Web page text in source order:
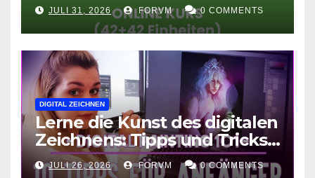
JULI 31, 2026 FORVM 0 COMMENTS
DIGITAL ZEICHNEN
Lerne die Kunst des digitalen
Zeichnens: Tipps und Tricks
für kreative Ausdruckskunst
JULI 26, 2026 FORVM 0 COMMENTS